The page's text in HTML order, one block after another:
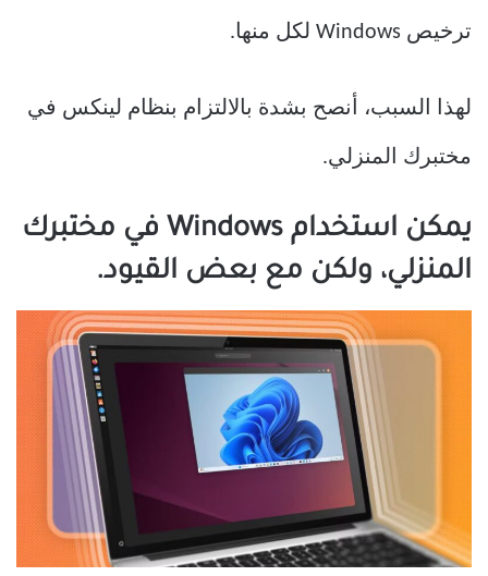
ترخيص Windows لكل منها.
لهذا السبب، أنصح بشدة بالالتزام بنظام لينكس في
مختبرك المنزلي.
يمكن استخدام Windows في مختبرك
المنزلي، ولكن مع بعض القيود.